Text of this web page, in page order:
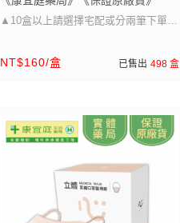
▲10盒以上請選擇宅配或分兩筆下單唷
口罩大小可以參考圖片的尺寸~
NT$160/盒 已售出 498 盒